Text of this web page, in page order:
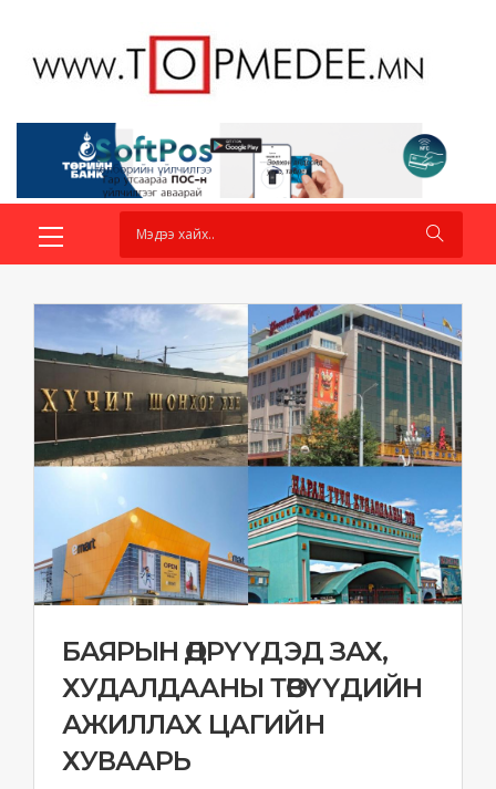
БАЯРЫН ӨДРҮҮДЭД ЗАХ,
ХУДАЛДААНЫ ТӨВҮҮДИЙН
АЖИЛЛАХ ЦАГИЙН
ХУВААРЬ